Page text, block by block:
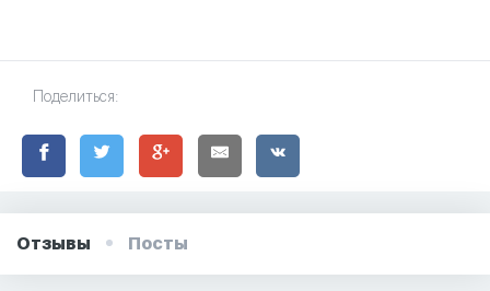
Поделиться:
Отзывы Посты